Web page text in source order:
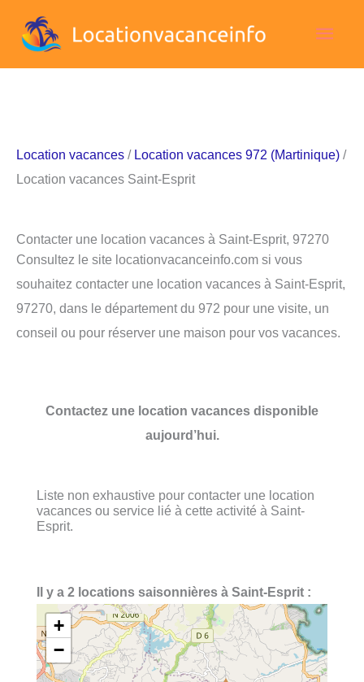
Location vacances / Location vacances 972 (Martinique) /
Location vacances Saint-Esprit
Contacter une location vacances à Saint-Esprit, 97270
Consultez le site locationvacanceinfo.com si vous
souhaitez contacter une location vacances à Saint-Esprit,
97270, dans le département du 972 pour une visite, un
conseil ou pour réserver une maison pour vos vacances.
Contactez une location vacances disponible
aujourd’hui.
Liste non exhaustive pour contacter une location
vacances ou service lié à cette activité à Saint-
Esprit.
Il y a 2 locations saisonnières à Saint-Esprit :
+
−